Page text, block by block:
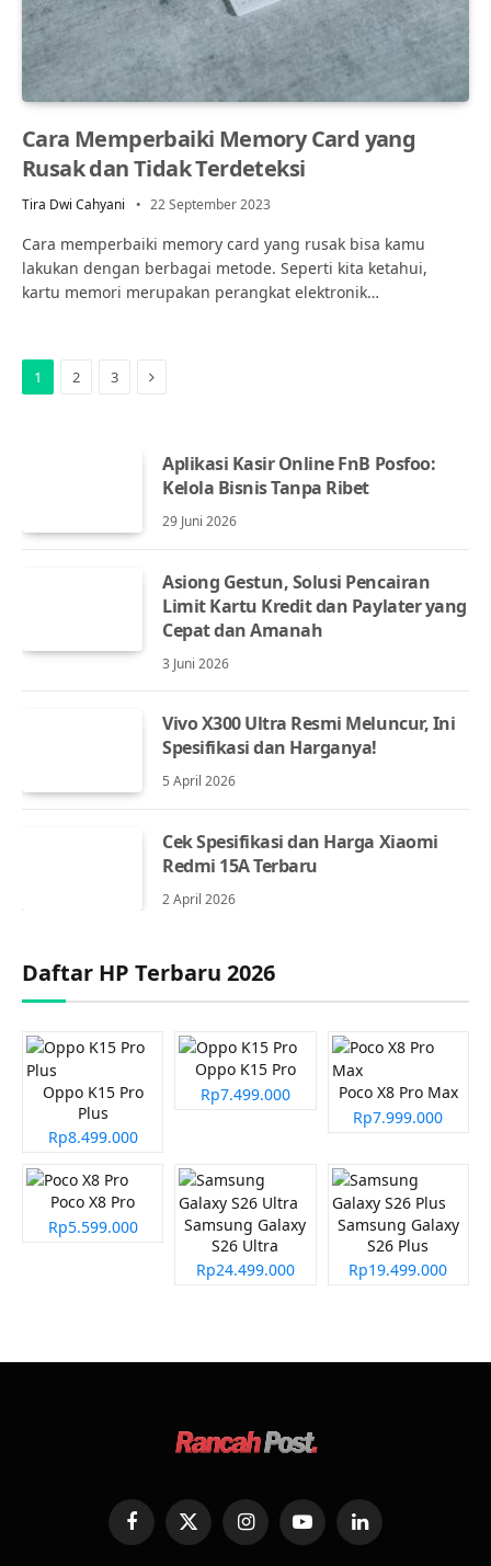
Cara Memperbaiki Memory Card yang
Rusak dan Tidak Terdeteksi
Tira Dwi Cahyani 22 September 2023
Cara memperbaiki memory card yang rusak bisa kamu
lakukan dengan berbagai metode. Seperti kita ketahui,
kartu memori merupakan perangkat elektronik…
1 2 3 Next
Aplikasi Kasir Online FnB Posfoo:
Kelola Bisnis Tanpa Ribet
29 Juni 2026
Asiong Gestun, Solusi Pencairan
Limit Kartu Kredit dan Paylater yang
Cepat dan Amanah
3 Juni 2026
Vivo X300 Ultra Resmi Meluncur, Ini
Spesifikasi dan Harganya!
5 April 2026
Cek Spesifikasi dan Harga Xiaomi
Redmi 15A Terbaru
2 April 2026
Daftar HP Terbaru 2026
Oppo K15 Pro
Plus
Rp8.499.000
Oppo K15 Pro
Rp7.499.000
Poco X8 Pro Max
Rp7.999.000
Poco X8 Pro
Rp5.599.000
Samsung Galaxy
S26 Ultra
Rp24.499.000
Samsung Galaxy
S26 Plus
Rp19.499.000
FacebookX
(Twitter)
InstagramYouTubeLinkedIn